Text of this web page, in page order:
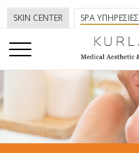
SKIN CENTER SPA ΥΠΗΡΕΣΙΕΣ